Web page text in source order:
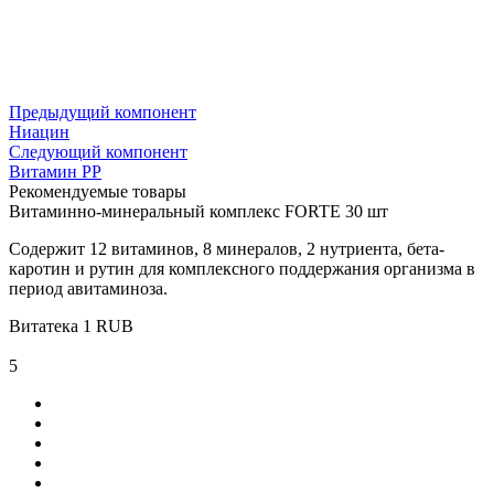
Предыдущий компонент
Ниацин
Следующий компонент
Витамин РР
Рекомендуемые товары
Витаминно-минеральный комплекс FORTE 30 шт
Содержит 12 витаминов, 8 минералов, 2 нутриента, бета-
каротин и рутин для комплексного поддержания организма в
период авитаминоза.
Витатека 1 RUB
5